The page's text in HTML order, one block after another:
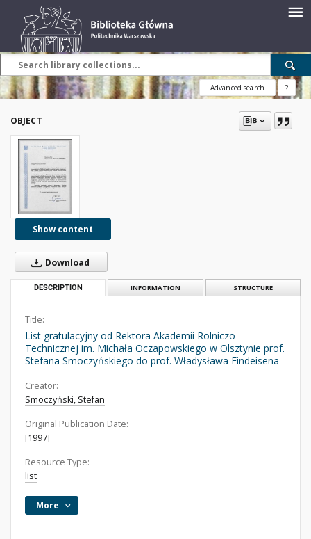
Advanced search ?
OBJECT
Show content
Download
DESCRIPTION INFORMATION STRUCTURE
Title:
List gratulacyjny od Rektora Akademii Rolniczo-
Technicznej im. Michała Oczapowskiego w Olsztynie prof.
Stefana Smoczyńskiego do prof. Władysława Findeisena
Creator:
Smoczyński, Stefan
Original Publication Date:
[1997]
Resource Type:
list
More